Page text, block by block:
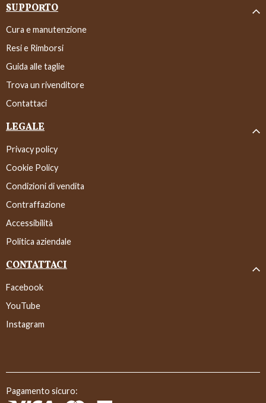
SUPPORTO
Cura e manutenzione
Resi e Rimborsi
Guida alle taglie
Trova un rivenditore
Contattaci
LEGALE
Privacy policy
Cookie Policy
Condizioni di vendita
Contraffazione
Accessibilità
Politica aziendale
CONTATTACI
Facebook
YouTube
Instagram
Pagamento sicuro: